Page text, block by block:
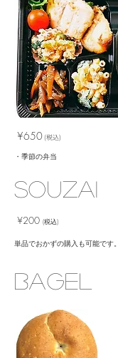
​¥650(税込)
・季節の弁当
​SOUZAI
​¥200 (税込)
​単品でおかずの購入も可能です。
​bagel